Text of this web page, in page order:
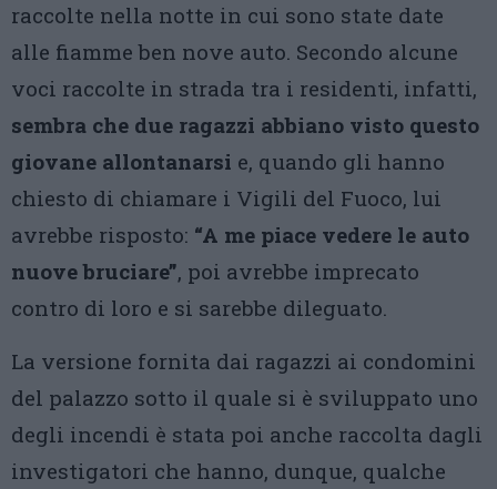
raccolte nella notte in cui sono state date
alle fiamme ben nove auto. Secondo alcune
voci raccolte in strada tra i residenti, infatti,
sembra che due ragazzi abbiano visto questo
giovane allontanarsi e, quando gli hanno
chiesto di chiamare i Vigili del Fuoco, lui
avrebbe risposto: “A me piace vedere le auto
nuove bruciare”, poi avrebbe imprecato
contro di loro e si sarebbe dileguato.
La versione fornita dai ragazzi ai condomini
del palazzo sotto il quale si è sviluppato uno
degli incendi è stata poi anche raccolta dagli
investigatori che hanno, dunque, qualche